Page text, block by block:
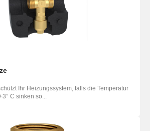
Ihr Heizungssystem, falls die Temperatur
C sinken so...